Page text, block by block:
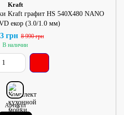
Kraft
Kraft графит HS 540Х480 NANO
екор (3.0/1.0 мм)
грн 8 990 грн
В наличии
Артикул